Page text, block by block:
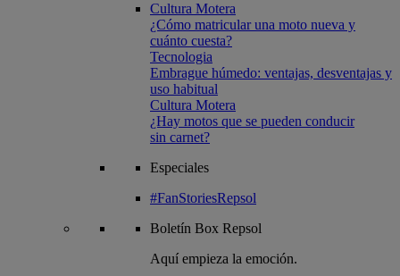
Cultura Motera
¿Cómo matricular una moto nueva y
cuánto cuesta?
Tecnologia
Embrague húmedo: ventajas, desventajas y
uso habitual
Cultura Motera
¿Hay motos que se pueden conducir
sin carnet?
Especiales
#FanStoriesRepsol
Boletín Box Repsol
Aquí empieza la emoción.